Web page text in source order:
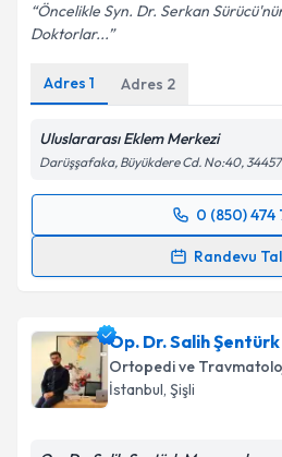
Kişisel verilerimin
Metni'ni okudum ve
kapsamda işlenmesini
Takvim
Öncelikle Syn. Dr. Serkan
Doktorlar...
Adres 1 Adres 2
Uluslararası Eklem Merkezi
Darüşşafaka, Büyükdere Cd. No:40, 34457
0 (850) 474
Randevu
Randevu Takvimi Talebi
takvim hazırlandığında e-
E-posta Adresiniz
Op. Dr. Salih Şentürk
Ortopedi ve
İstanbul, Şişli